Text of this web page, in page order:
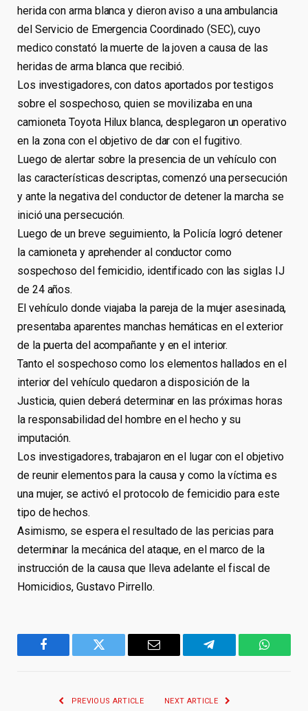
herida con arma blanca y dieron aviso a una ambulancia
del Servicio de Emergencia Coordinado (SEC), cuyo
medico constató la muerte de la joven a causa de las
heridas de arma blanca que recibió.
Los investigadores, con datos aportados por testigos
sobre el sospechoso, quien se movilizaba en una
camioneta Toyota Hilux blanca, desplegaron un operativo
en la zona con el objetivo de dar con el fugitivo.
Luego de alertar sobre la presencia de un vehículo con
las características descriptas, comenzó una persecución
y ante la negativa del conductor de detener la marcha se
inició una persecución.
Luego de un breve seguimiento, la Policía logró detener
la camioneta y aprehender al conductor como
sospechoso del femicidio, identificado con las siglas IJ
de 24 años.
El vehículo donde viajaba la pareja de la mujer asesinada,
presentaba aparentes manchas hemáticas en el exterior
de la puerta del acompañante y en el interior.
Tanto el sospechoso como los elementos hallados en el
interior del vehículo quedaron a disposición de la
Justicia, quien deberá determinar en las próximas horas
la responsabilidad del hombre en el hecho y su
imputación.
Los investigadores, trabajaron en el lugar con el objetivo
de reunir elementos para la causa y como la víctima es
una mujer, se activó el protocolo de femicidio para este
tipo de hechos.
Asimismo, se espera el resultado de las pericias para
determinar la mecánica del ataque, en el marco de la
instrucción de la causa que lleva adelante el fiscal de
Homicidios, Gustavo Pirrello.
Facebook Twitter Email Telegram
PREVIOUS ARTICLE NEXT ARTICLE